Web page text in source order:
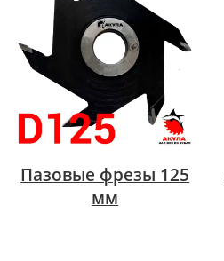
Пазовые фрезы 125
мм